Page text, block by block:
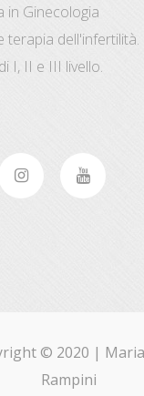
in Ginecologia
terapia dell'infertilità.
I, II e III livello.
© 2020 |
Rampini